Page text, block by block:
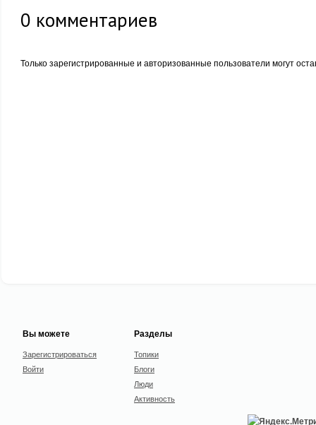
0 комментариев
Только зарегистрированные и авторизованные пользователи могут
Вы можете
Зарегистрироваться
Войти
Разделы
Топики
Блоги
Люди
Активность